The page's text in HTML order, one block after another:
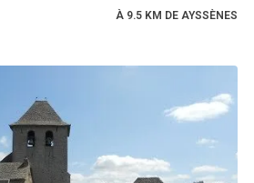
À 9.5 KM DE AYSSÈNES